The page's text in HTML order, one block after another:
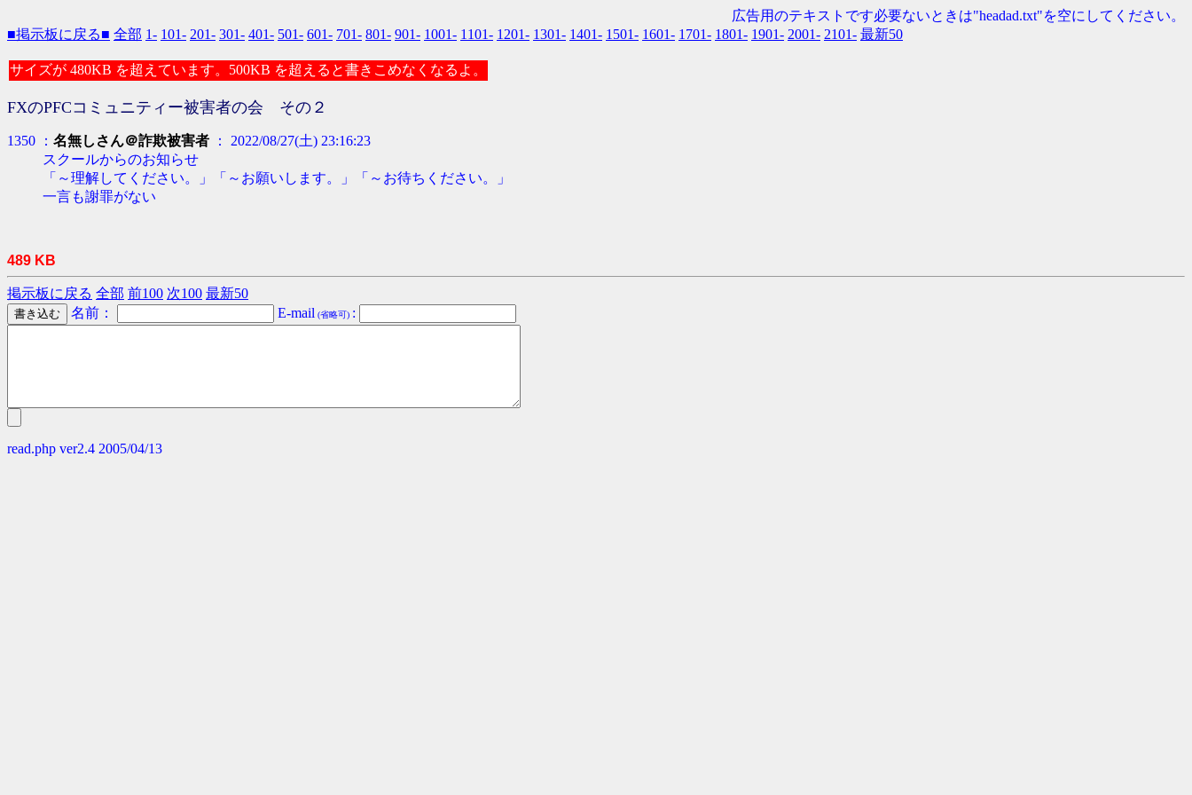
広告用のテキストです必要ないときは"headad.txt"を空にしてください。
■掲示板に戻る■ 全部 1- 101- 201- 301- 401- 501- 601- 701- 801- 901- 1001- 1101- 1201- 1301- 1401- 1501- 1601- 1701- 1801- 1901- 2001- 2101- 最新50
サイズが 480KB を超えています。500KB を超えると書きこめなくなるよ。
FXのPFCコミュニティー被害者の会 その２
1350 ： 名無しさん＠詐欺被害者 ： 2022/08/27(土) 23:16:23
スクールからのお知らせ
「～理解してください。」「～お願いします。」「～お待ちください。」
一言も謝罪がない
489 KB
掲示板に戻る 全部 前100 次100 最新50
名前：
E-mail (省略可) :
read.php ver2.4 2005/04/13